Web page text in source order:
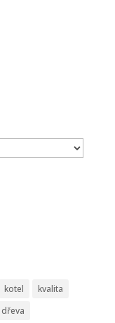
kotel
kvalita